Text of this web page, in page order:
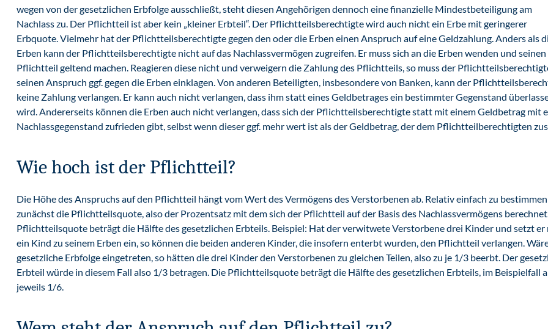
wegen von der gesetzlichen Erbfolge ausschließt, steht diesen Angehörigen dennoch eine finanzielle Mindestbeteiligung am
Nachlass zu. Der Pflichtteil ist aber kein „kleiner Erbteil“. Der Pflichtteilsberechtigte wird auch nicht ein Erbe mit geringerer
Erbquote. Vielmehr hat der Pflichtteilsberechtigte gegen den oder die Erben einen Anspruch auf eine Geldzahlung. Anders als
Erben kann der Pflichtteilsberechtigte nicht auf das Nachlassvermögen zugreifen. Er muss sich an die Erben wenden und seinen
Pflichtteil geltend machen. Reagieren diese nicht und verweigern die Zahlung des Pflichtteils, so muss der
seinen Anspruch ggf. gegen die Erben einklagen. Von anderen Beteiligten, insbesondere von Banken, kann der
keine Zahlung verlangen. Er kann auch nicht verlangen, dass ihm statt eines Geldbetrages ein bestimmter Gegenstand
wird. Andererseits können die Erben auch nicht verlangen, dass sich der Pflichtteilsberechtigte statt mit einem Geldbetrag mit
Nachlassgegenstand zufrieden gibt, selbst wenn dieser ggf. mehr wert ist als der Geldbetrag, der dem Pflichtteilberechtigten
Wie hoch ist der Pflichtteil?
Die Höhe des Anspruchs auf den Pflichtteil hängt vom Wert des Vermögens des Verstorbenen ab. Relativ einfach zu
zunächst die Pflichtteilsquote, also der Prozentsatz mit dem sich der Pflichtteil auf der Basis des Nachlassvermögens
Pflichtteilsquote beträgt die Hälfte des gesetzlichen Erbteils. Beispiel: Hat der verwitwete Verstorbene drei Kinder und setzt er
ein Kind zu seinem Erben ein, so können die beiden anderen Kinder, die insofern enterbt wurden, den Pflichtteil verlangen.
gesetzliche Erbfolge eingetreten, so hätten die drei Kinder den Verstorbenen zu gleichen Teilen, also zu je 1/3 beerbt. Der
Erbteil würde in diesem Fall also 1/3 betragen. Die Pflichtteilsquote beträgt die Hälfte des gesetzlichen Erbteils, im Beispielfall
jeweils 1/6.